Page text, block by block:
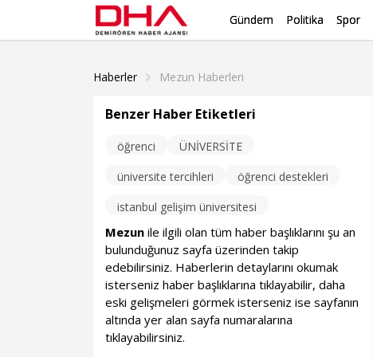
Gündem Politika Spor
Haberler
Mezun Haberleri
Benzer Haber Etiketleri
öğrenci
ÜNİVERSİTE
üniversite tercihleri
öğrenci destekleri
istanbul gelişim üniversitesi
Mezun ile ilgili olan tüm haber başlıklarını şu an
bulunduğunuz sayfa üzerinden takip
edebilirsiniz. Haberlerin detaylarını okumak
isterseniz haber başlıklarına tıklayabilir, daha
eski gelişmeleri görmek isterseniz ise sayfanın
altında yer alan sayfa numaralarına
tıklayabilirsiniz.